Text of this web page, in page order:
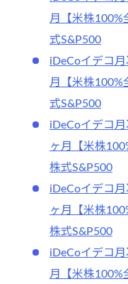
月【米株100%
式S&P500
iDeCoイデコ
月【米株100%
式S&P500
iDeCoイデコ
ヶ月【米株
株式S&P500
iDeCoイデコ
ヶ月【米株
株式S&P500
iDeCoイデコ
月【米株100%